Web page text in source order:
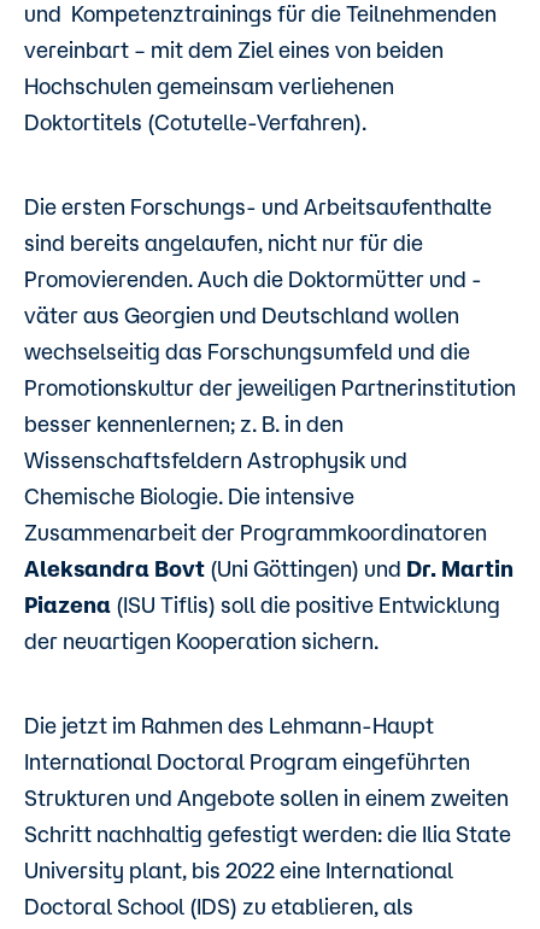
und Kompetenztrainings für die Teilnehmenden
vereinbart – mit dem Ziel eines von beiden
Hochschulen gemeinsam verliehenen
Doktortitels (Cotutelle-Verfahren).
Die ersten Forschungs- und Arbeitsaufenthalte
sind bereits angelaufen, nicht nur für die
Promovierenden. Auch die Doktormütter und -
väter aus Georgien und Deutschland wollen
wechselseitig das Forschungsumfeld und die
Promotionskultur der jeweiligen Partnerinstitution
besser kennenlernen; z. B. in den
Wissenschaftsfeldern Astrophysik und
Chemische Biologie. Die intensive
Zusammenarbeit der Programmkoordinatoren
Aleksandra Bovt (Uni Göttingen) und Dr. Martin
Piazena (ISU Tiflis) soll die positive Entwicklung
der neuartigen Kooperation sichern.
Die jetzt im Rahmen des Lehmann-Haupt
International Doctoral Program eingeführten
Strukturen und Angebote sollen in einem zweiten
Schritt nachhaltig gefestigt werden: die Ilia State
University plant, bis 2022 eine International
Doctoral School (IDS) zu etablieren, als